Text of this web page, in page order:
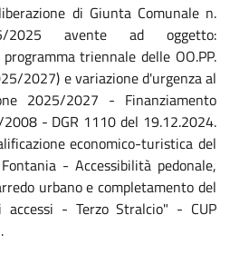
di Giunta Comunale n.
avente ad oggetto:
triennale delle OO.PP.
2027) e variazione d'urgenza al
2025/2027 - Finanziamento
- DGR 1110 del 19.12.2024.
economico-turistica del
- Accessibilità pedonale,
urbano e completamento del
- Terzo Stralcio" - CUP